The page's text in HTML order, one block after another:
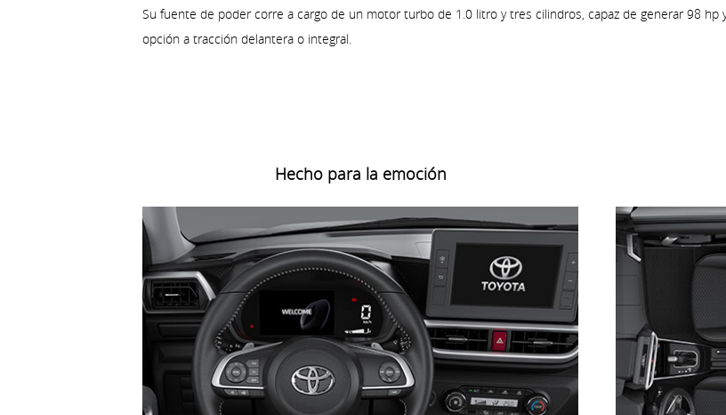
Su fuente de poder corre a cargo de un motor turbo de 1.0 litro y tres cilindros, capaz de generar 98 hp
opción a tracción delantera o integral.
Hecho para la emoción